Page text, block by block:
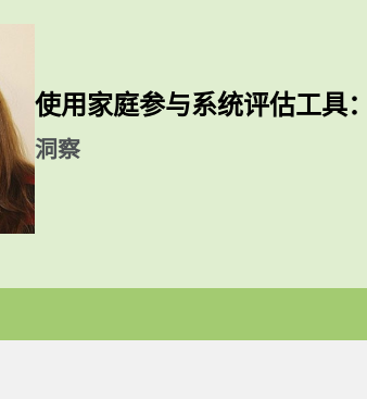
使用家庭参与系统评估工具
洞察